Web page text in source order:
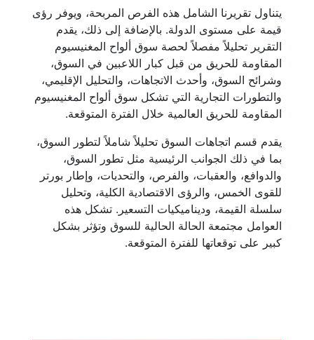
يتناول تقريرنا الشامل هذه الفرص المربحة، ويوفر رؤى
قيمة على مستوى الدولة. بالإضافة إلى ذلك، يقدم
التقرير تحليلاً مفصلاً لحصة سوق ألواح المغنيسيوم
المقاومة للحريق من قبل كبار اللاعبين في السوق،
وشرائح السوق، وأحدث الاتجاهات، والتحليل الإقليمي،
والتطورات التجارية التي تشكل سوق ألواح المغنيسيوم
المقاومة للحريق العالمية خلال الفترة المتوقعة.
يقدم قسم اتجاهات السوق تحليلاً شاملاً لتطور السوق،
بما في ذلك الجوانب الرئيسية مثل تطور السوق،
والدوافع، والعقبات، والفرص، والتحديات، وإطار بورتر
للقوى الخمس، والرؤى الاقتصادية الكلية، وتحليل
سلسلة القيمة، وديناميكيات التسعير. تشكل هذه
العوامل مجتمعة الحالة الحالية للسوق وتؤثر بشكل
كبير على توقعاتها للفترة المتوقعة.